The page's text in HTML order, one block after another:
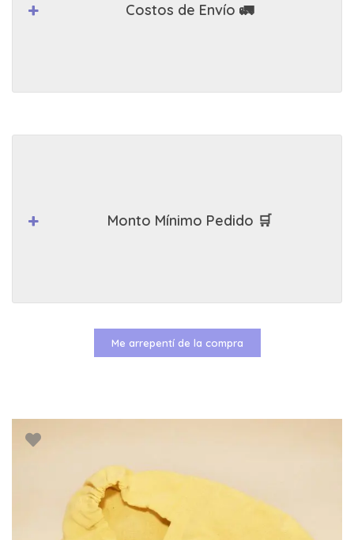
Costos de Envío 🚛
Monto Mínimo Pedido 🛒
Me arrepentí de la compra